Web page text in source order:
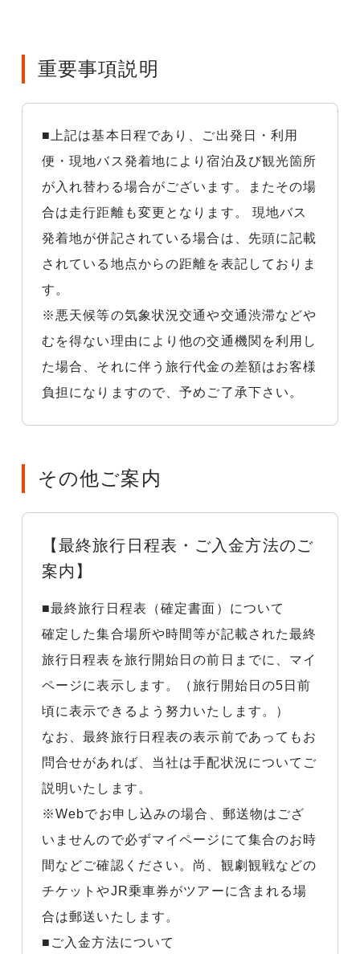
重要事項説明
■上記は基本日程であり、ご出発日・利用
便・現地バス発着地により宿泊及び観光箇所
が入れ替わる場合がございます。またその場
合は走行距離も変更となります。 現地バス
発着地が併記されている場合は、先頭に記載
されている地点からの距離を表記しておりま
す。
※悪天候等の気象状況交通や交通渋滞などや
むを得ない理由により他の交通機関を利用し
た場合、それに伴う旅行代金の差額はお客様
負担になりますので、予めご了承下さい。
その他ご案内
【最終旅行日程表・ご入金方法のご
案内】
■最終旅行日程表（確定書面）について
確定した集合場所や時間等が記載された最終
旅行日程表を旅行開始日の前日までに、マイ
ページに表示します。（旅行開始日の5日前
頃に表示できるよう努力いたします。）
なお、最終旅行日程表の表示前であってもお
問合せがあれば、当社は手配状況についてご
説明いたします。
※Webでお申し込みの場合、郵送物はござ
いませんので必ずマイページにて集合のお時
間などご確認ください。尚、観劇観戦などの
チケットやJR乗車券がツアーに含まれる場
合は郵送いたします。
■ご入金方法について